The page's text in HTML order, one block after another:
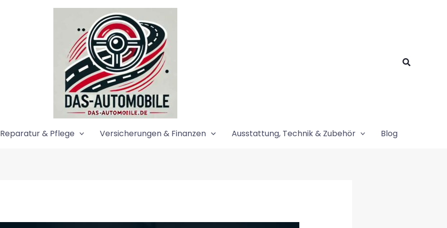
Suchen
Reparatur & Pflege Versicherungen & Finanzen Ausstattung, Technik & Zubehör Blog